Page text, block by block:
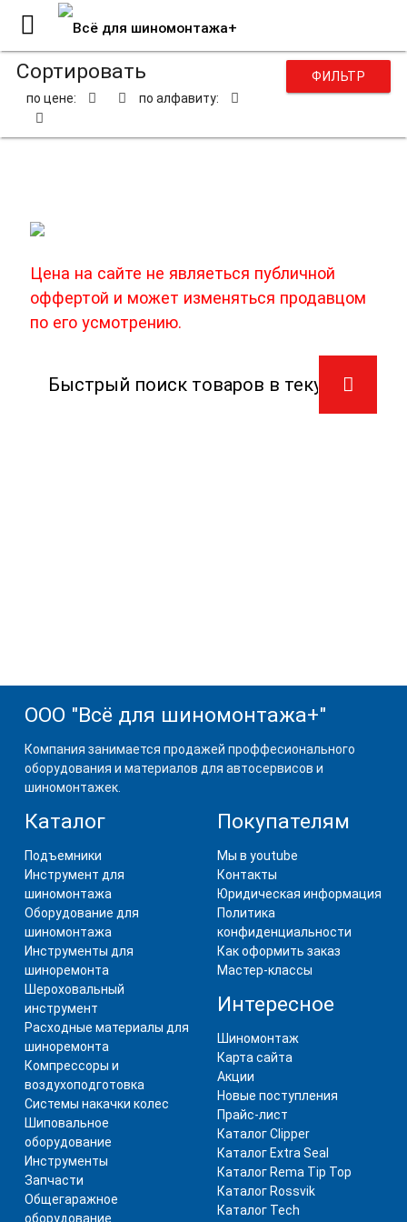
ФИЛЬТР
Сортировать
по цене: по алфавиту:
Цена на сайте не являеться публичной
оффертой и может изменяться продавцом
по его усмотрению.
ООО "Всё для шиномонтажа+"
Компания занимается продажей проффесионального
оборудования и материалов для автосервисов и
шиномонтажек.
Каталог
Подъемники
Инструмент для
шиномонтажа
Оборудование для
шиномонтажа
Инструменты для
шиноремонта
Шероховальный
инструмент
Расходные материалы для
шиноремонта
Компрессоры и
воздухоподготовка
Системы накачки колес
Шиповальное
оборудование
Инструменты
Запчасти
Общегаражное
оборудование
Покупателям
Мы в youtube
Контакты
Юридическая информация
Политика
конфиденциальности
Как оформить заказ
Мастер-классы
Интересное
Шиномонтаж
Карта сайта
Акции
Новые поступления
Прайс-лист
Каталог Clipper
Каталог Extra Seal
Каталог Rema Tip Top
Каталог Rossvik
Каталог Tech